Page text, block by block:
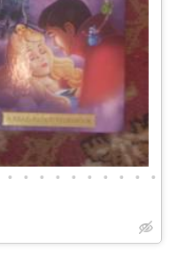
• • • • • • • • • •